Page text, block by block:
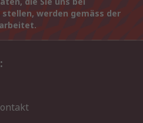
werden gemäss der